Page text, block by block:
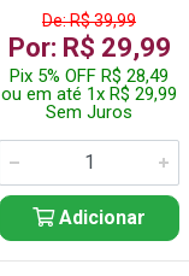
De: R$ 39,99
Por: R$ 29,99
Pix 5% OFF R$ 28,49
ou em até 1x R$ 29,99
Sem Juros
Adicionar